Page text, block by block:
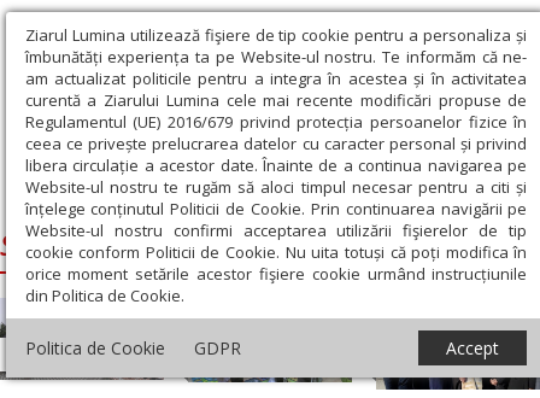
Ziarul Lumina utilizează fişiere de tip cookie pentru a personaliza și
îmbunătăți experiența ta pe Website-ul nostru. Te informăm că ne-
am actualizat politicile pentru a integra în acestea și în activitatea
curentă a Ziarului Lumina cele mai recente modificări propuse de
Regulamentul (UE) 2016/679 privind protecția persoanelor fizice în
ceea ce privește prelucrarea datelor cu caracter personal și privind
libera circulație a acestor date. Înainte de a continua navigarea pe
Website-ul nostru te rugăm să aloci timpul necesar pentru a citi și
înțelege conținutul Politicii de Cookie. Prin continuarea navigării pe
Website-ul nostru confirmi acceptarea utilizării fişierelor de tip
cookie conform Politicii de Cookie. Nu uita totuși că poți modifica în
orice moment setările acestor fişiere cookie urmând instrucțiunile
din Politica de Cookie.
Politica de Cookie GDPR Accept
Ziarul Lumina › Siluan, Episcopul Ungariei
Siluan, Episcopul Ungariei
Știri Știri